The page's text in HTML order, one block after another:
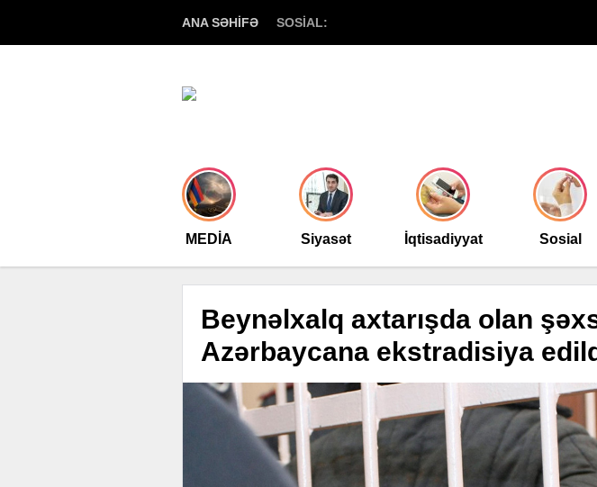
ANA SƏHİFƏ SOSİAL:
MEDİA Siyasət İqtisadiyyat Sosial
Beynəlxalq axtarışda olan
Azərbaycana ekstradisiya